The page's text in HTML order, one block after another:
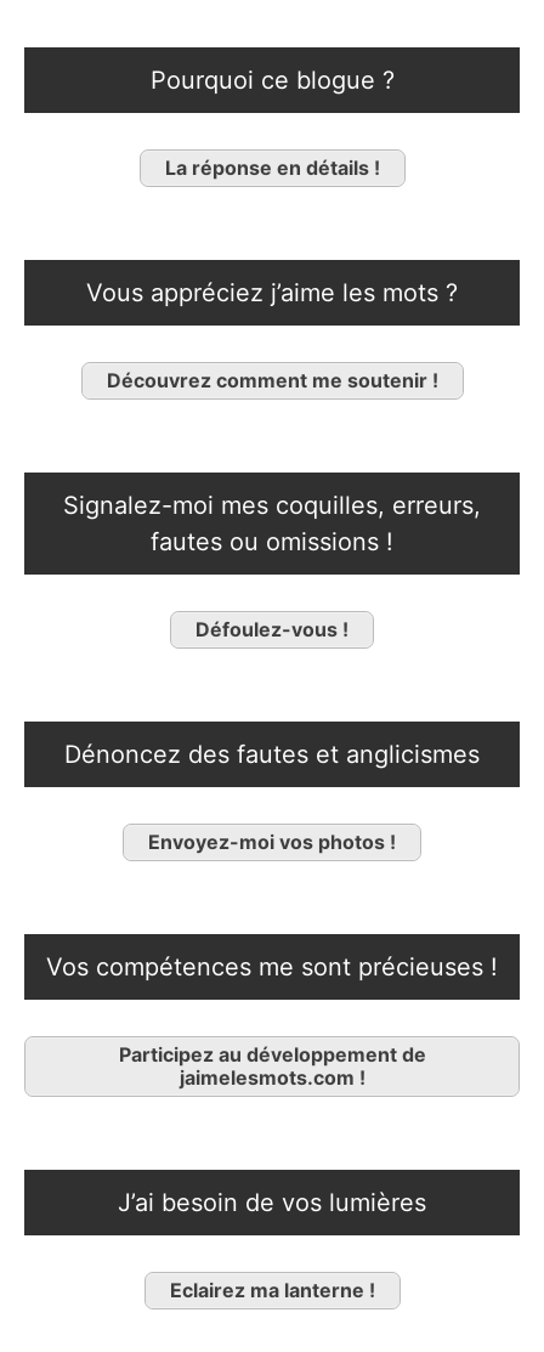
Pourquoi ce blogue ?
La réponse en détails !
Vous appréciez j’aime les mots ?
Découvrez comment me soutenir !
Signalez-moi mes coquilles, erreurs,
fautes ou omissions !
Défoulez-vous !
Dénoncez des fautes et anglicismes
Envoyez-moi vos photos !
Vos compétences me sont précieuses !
Participez au développement de
jaimelesmots.com !
J’ai besoin de vos lumières
Eclairez ma lanterne !